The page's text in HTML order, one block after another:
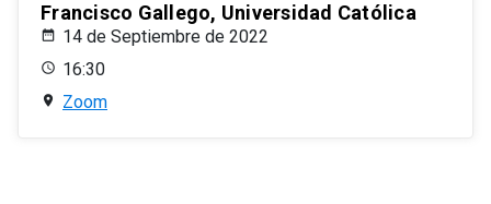
Francisco Gallego, Universidad Católica
14 de Septiembre de 2022
16:30
Zoom